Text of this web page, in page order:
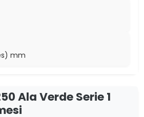
mm
Ala Verde Serie 1